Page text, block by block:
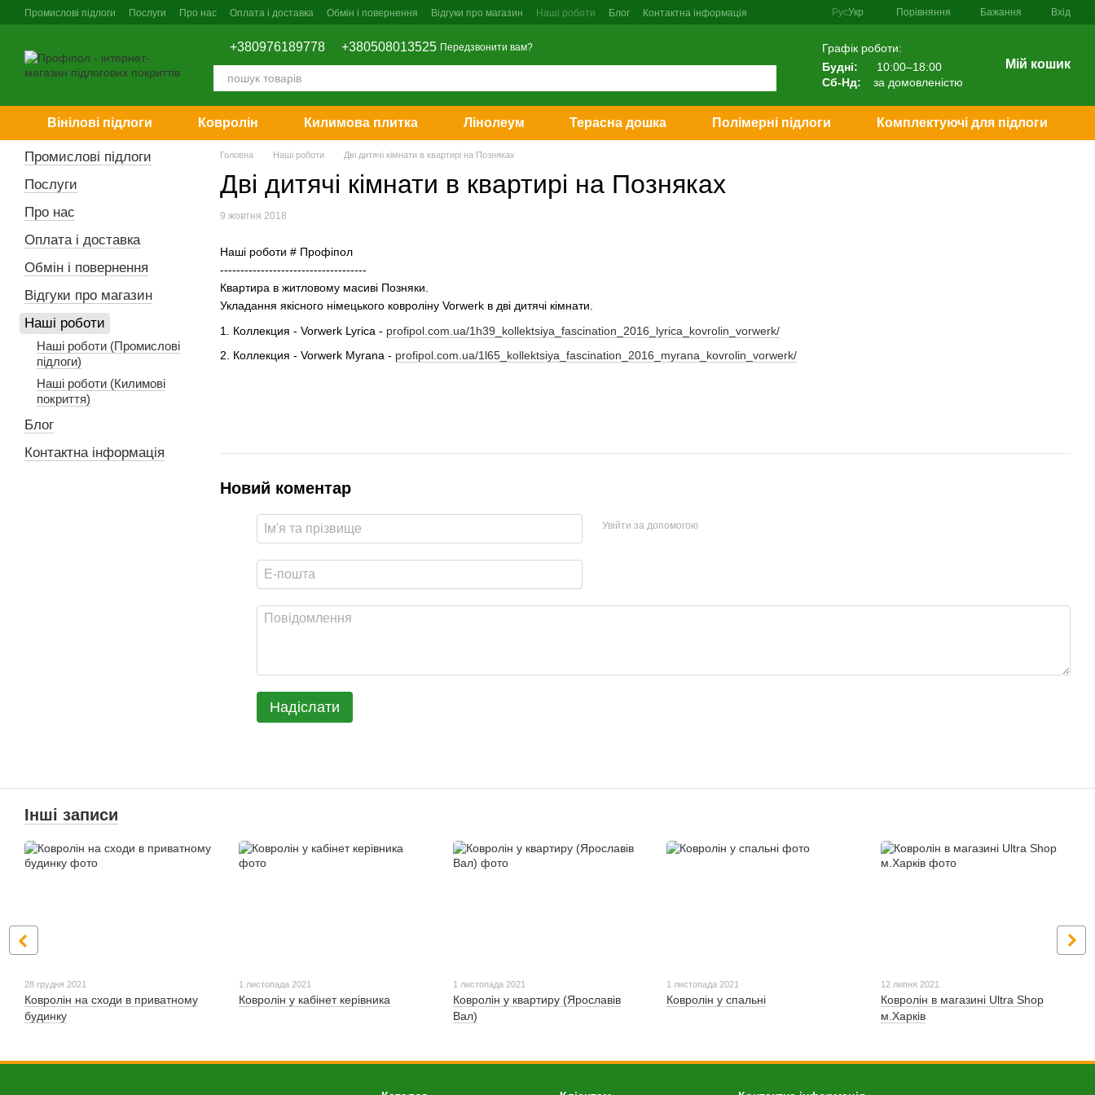
Перейти до основного контенту
Промислові підлоги Послуги Про нас Оплата і доставка Обмін і повернення Відгуки про магазин Наші роботи Блог Контактна інформація РусУкр Порівняння Бажання Вхід
+380976189778 +380508013525 Передзвонити вам?
Графік роботи:
Будні:
10:00–18:00
Сб-Нд:
за домовленістю
Мій кошик
Вінілові підлоги Ковролін Килимова плитка Лінолеум Терасна дошка Полімерні підлоги Комплектуючі для підлоги
Головна Наші роботи Дві дитячі кімнати в квартирі на Позняках
Дві дитячі кімнати в квартирі на Позняках
9 жовтня 2018
Наші роботи # Профіпол
------------------------------------
Квартира в житловому масиві Позняки.
Укладання якісного німецького ковроліну Vorwerk в дві дитячі кімнати.
1. Коллекция - Vorwerk Lyrica - profipol.com.ua/1h39_kollektsiya_fascination_2016_lyrica_kovrolin_vorwerk/
2. Коллекция - Vorwerk Myrana - profipol.com.ua/1l65_kollektsiya_fascination_2016_myrana_kovrolin_vorwerk/
Новий коментар
Увійти за допомогою
Надіслати
Промислові підлоги
Послуги
Про нас
Оплата і доставка
Обмін і повернення
Відгуки про магазин
Наші роботи
Наші роботи (Промислові
підлоги)
Наші роботи (Килимові
покриття)
Блог
Контактна інформація
Інші записи
28 грудня 2021
Ковролін на сходи в приватному
будинку
1 листопада 2021
Ковролін у кабінет керівника
1 листопада 2021
Ковролін у квартиру (Ярославів
Вал)
1 листопада 2021
Ковролін у спальні
12 липня 2021
Ковролін в магазині Ultra Shop
м.Харків